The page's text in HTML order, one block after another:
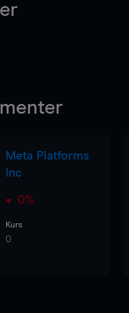
Meta Platforms
Inc
0%
Kurs
0